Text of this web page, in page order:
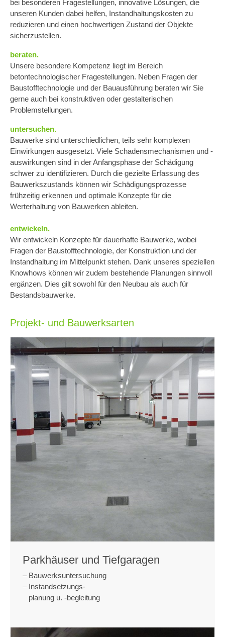
bei besonderen Fragestellungen, innovative Lösungen, die
unseren Kunden dabei helfen, Instandhaltungskosten zu
reduzieren und einen hochwertigen Zustand der Objekte
sicherzustellen.
beraten.
Unsere besondere Kompetenz liegt im Bereich
betontechnologischer Fragestellungen. Neben Fragen der
Baustofftechnologie und der Bauausführung beraten wir Sie
gerne auch bei konstruktiven oder gestalterischen
Problemstellungen.
untersuchen.
Bauwerke sind unterschiedlichen, teils sehr komplexen
Einwirkungen ausgesetzt. Viele Schadensmechanismen und -
auswirkungen sind in der Anfangsphase der Schädigung
schwer zu identifizieren. Durch die gezielte Erfassung des
Bauwerkszustands können wir Schädigungsprozesse
frühzeitig erkennen und optimale Konzepte für die
Werterhaltung von Bauwerken ableiten.
entwickeln.
Wir entwickeln Konzepte für dauerhafte Bauwerke, wobei
Fragen der Baustofftechnologie, der Konstruktion und der
Instandhaltung im Mittelpunkt stehen. Dank unseres speziellen
Knowhows können wir zudem bestehende Planungen sinnvoll
ergänzen. Dies gilt sowohl für den Neubau als auch für
Bestandsbauwerke.
Projekt- und Bauwerksarten
Parkhäuser und Tiefgaragen
­– Bauwerksuntersuchung ­
– Instandsetzungs-
planung u. -begleitung